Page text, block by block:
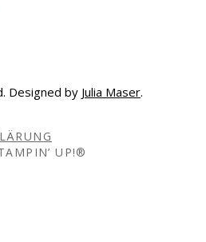
Designed by Julia Maser.
UP!®